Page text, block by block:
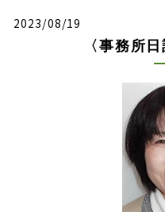
2023/08/19
〈事務所